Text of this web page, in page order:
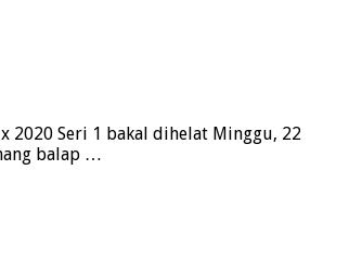
2020 Seri 1 bakal dihelat Minggu, 22
balap …